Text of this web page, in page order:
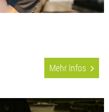
Mehr Infos